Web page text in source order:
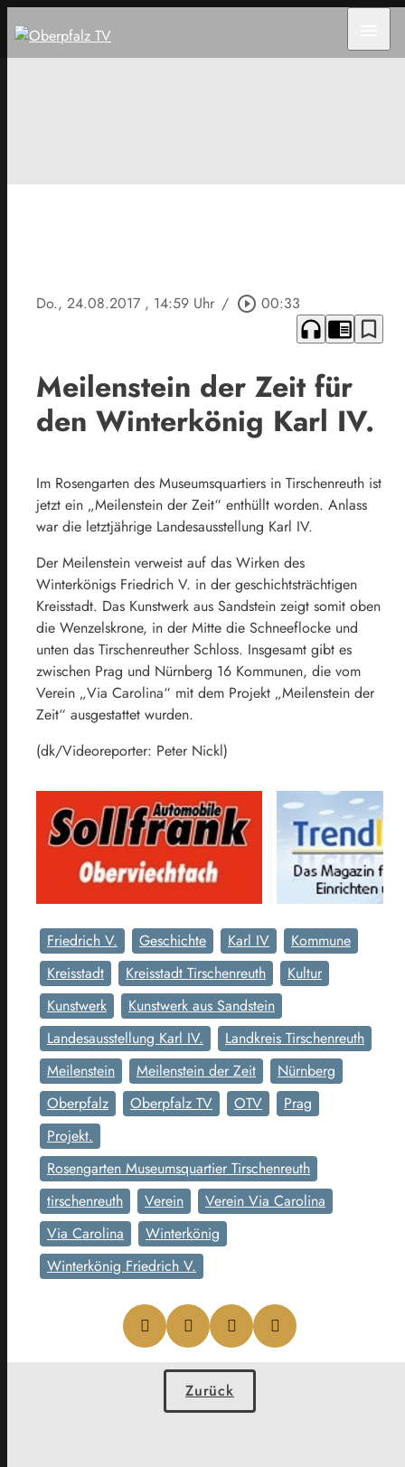
Do., 24.08.2017 , 14:59 Uhr / play_circle_outline 00:33
headphones chrome_reader_mode bookmark_border
Meilenstein der Zeit für
den Winterkönig Karl IV.
Im Rosengarten des Museumsquartiers in Tirschenreuth ist
jetzt ein „Meilenstein der Zeit“ enthüllt worden. Anlass
war die letztjährige Landesausstellung Karl IV.
Der Meilenstein verweist auf das Wirken des
Winterkönigs Friedrich V. in der geschichtsträchtigen
Kreisstadt. Das Kunstwerk aus Sandstein zeigt somit oben
die Wenzelskrone, in der Mitte die Schneeflocke und
unten das Tirschenreuther Schloss. Insgesamt gibt es
zwischen Prag und Nürnberg 16 Kommunen, die vom
Verein „Via Carolina“ mit dem Projekt „Meilenstein der
Zeit“ ausgestattet wurden.
(dk/Videoreporter: Peter Nickl)
Friedrich V. Geschichte Karl IV
Kommune
Kreisstadt
Kreisstadt Tirschenreuth
Kultur
Kunstwerk
Kunstwerk aus Sandstein
Landesausstellung Karl IV.
Landkreis Tirschenreuth
Meilenstein
Meilenstein der Zeit
Nürnberg
Oberpfalz
Oberpfalz TV OTV
Prag
Projekt.
Rosengarten Museumsquartier Tirschenreuth
tirschenreuth
Verein
Verein Via Carolina
Via Carolina
Winterkönig
Winterkönig Friedrich V.
Zurück